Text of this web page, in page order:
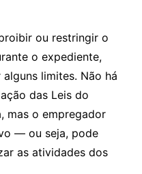
ou restringir o
o expediente,
limites. Não há
das Leis do
mas o empregador
— ou seja, pode
as atividades dos